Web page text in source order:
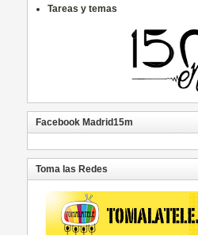
Tareas y temas
Facebook Madrid15m
Toma las Redes